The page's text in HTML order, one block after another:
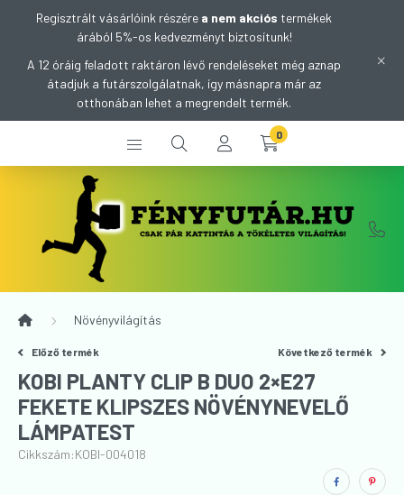
Regisztrált vásárlóink részére a nem akciós termékek
árából 5%-os kedvezményt biztosítunk!
A 12 óráig feladott raktáron lévő rendeléseket még aznap
átadjuk a futárszolgálatnak, így másnapra már az
otthonában lehet a megrendelt termék.
0
Növényvilágítás
Előző termék Következő termék
KOBI PLANTY CLIP B DUO 2×E27
FEKETE KLIPSZES NÖVÉNYNEVELŐ
LÁMPATEST
Cikkszám:KOBI-004018